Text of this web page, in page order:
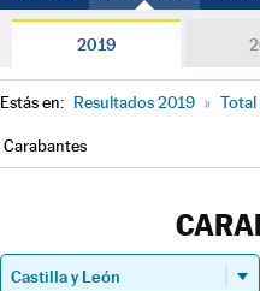
2019
Estás en: Resultados 2019 » Total
Carabantes